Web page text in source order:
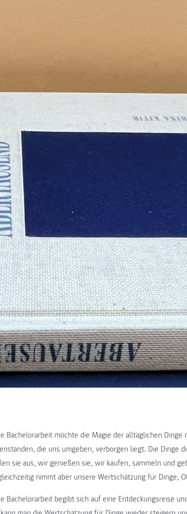
Bachelorarbeit möchte die Magie der alltäglichen
die uns umgeben, verborgen liegt. Die Dinge
sie aus, wir genießen sie, wir kaufen, sammeln und
nimmt aber unsere Wertschätzung für Dinge,
Bachelorarbeit begibt sich auf eine Entdeckungsreise